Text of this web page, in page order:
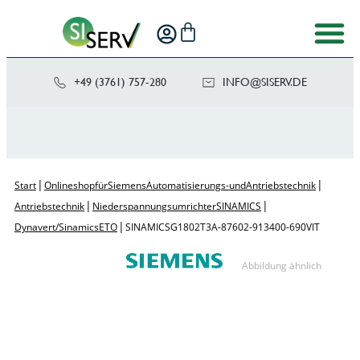
+49 (3761) 757-280 ED.VRE
SIS@OF
NI
Start | Onlineshop für Siemens Automatisierungs- und Antriebstechnik |
Antriebstechnik | Niederspannungsumrichter SINAMICS |
Dynavert/Sinamics ETO | SINAMICS G180 2T3A-87602-913 400-690V IT
Abbildung ähnlich